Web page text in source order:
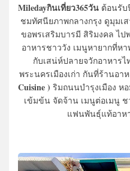
Miledayกินเที่ยว365วัน ต้อนรับ
ชมทัศนียภาพกลางกรุง ดูมุมเ
ขอพรเสริมบารมี สิริมงคล ไ
อาหารชาววัง เมนูหายากที่ห
กับเสน่ห์ปลายจวักอาหาร
พระนครเมืองเก่า กันที่ร้านอา
Cuisine ) ริมถนนบำรุงเมือง ห
เข้มข้น จัดจ้าน เมนูต่อเมนู
แฟนพันธุ์แท้อาห